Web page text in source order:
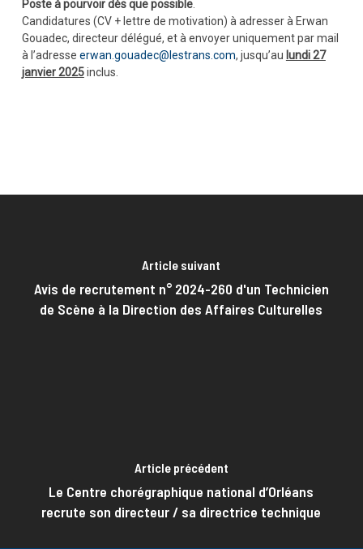
Poste à pourvoir dès que possible.
Candidatures (CV + lettre de motivation) à adresser à Erwan
Gouadec, directeur délégué, et à envoyer uniquement par mail
à l’adresse erwan.gouadec@lestrans.com, jusqu’au lundi 27
janvier 2025inclus.
Article suivant
Avis de recrutement n° 2024-260 d'un Technicien
de Scène à la Direction des Affaires Culturelles
Article précédent
Le Centre chorégraphique national d’Orléans
recrute son directeur / sa directrice technique